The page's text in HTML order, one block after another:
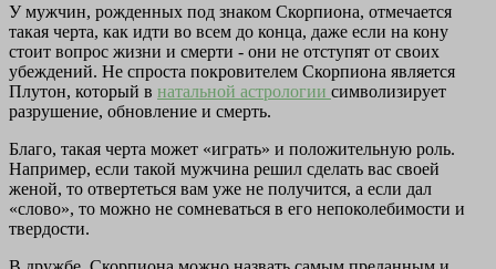
У мужчин, рожденных под знаком Скорпиона, отмечается
такая черта, как идти во всем до конца, даже если на кону
стоит вопрос жизни и смерти - они не отступят от своих
убеждений. Не спроста покровителем Скорпиона является
Плутон, который в натальной астрологии символизирует
разрушение, обновление и смерть.
Благо, такая черта может «играть» и положительную роль.
Например, если такой мужчина решил сделать вас своей
женой, то отвертеться вам уже не получится, а если дал
«слово», то можно не сомневаться в его непоколебимости и
твердости.